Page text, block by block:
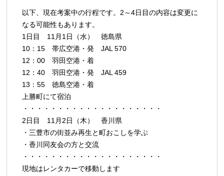
以下、現在考案中の行程です。2～4日目の内容は変更に
なる可能性もあります。
1日目 11月1日（水） 徳島県
10：15 帯広空港・発 JAL 570
12：00 羽田空港・着
12：40 羽田空港・発 JAL 459
13：55 徳島空港・着
上勝町にて宿泊
・・・・・・・・・・・・・・・・・・・・
2日目 11月2日（木） 香川県
・三豊市の街並み再生と町おこしを学ぶ
・香川同友会の方と交流
・・・・・・・・・・・・・・・・・・・・
現地はレンタカーで移動します